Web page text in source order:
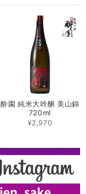
酔園 純米大吟醸 美山錦
720ml
¥2,970